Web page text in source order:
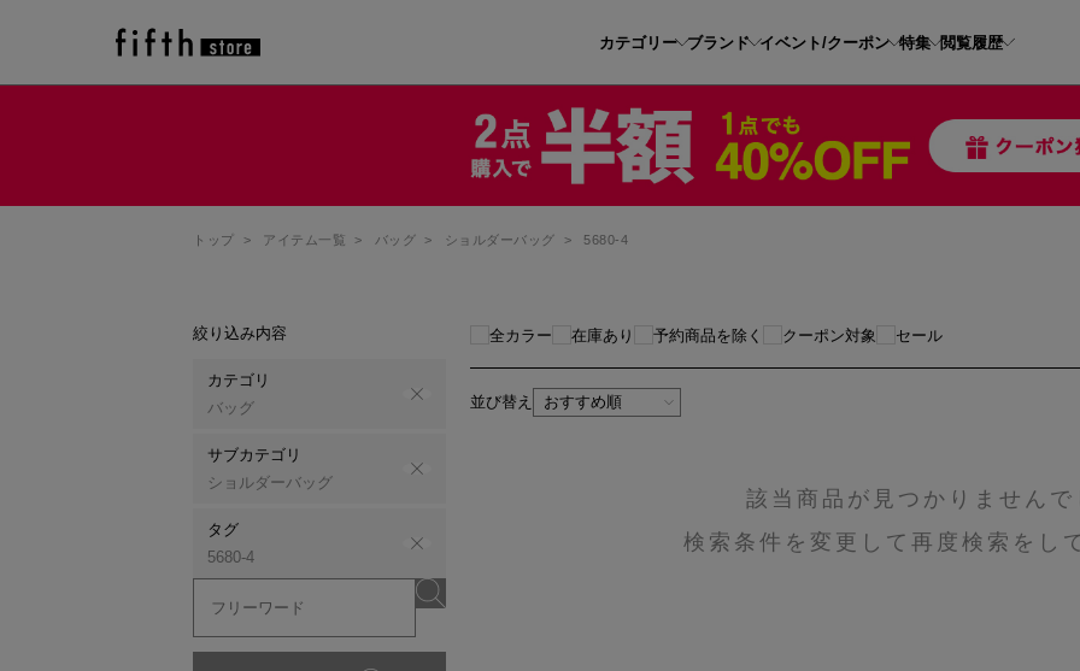
カテゴリー ブランド イベント/クーポン 特集 閲覧履歴
トップ > アイテム一覧 > バッグ > ショルダーバッグ > 5680-4
絞り込み内容
カテゴリ
バッグ
サブカテゴリ
ショルダーバッグ
タグ
5680-4
全カラー 在庫あり 予約商品を除く クーポン対象 セール
並び替え
該当商品が見つかりませんで
検索条件を変更して再度検索をし